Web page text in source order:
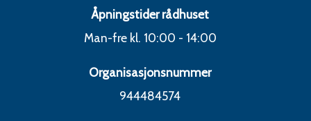
Åpningstider rådhuset
Man-fre kl. 10:00 - 14:00
Organisasjonsnummer
944484574